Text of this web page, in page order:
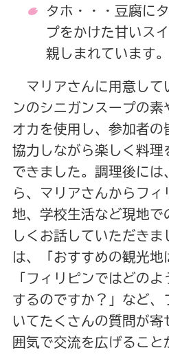
タホ・・・豆腐に
プをかけた甘いス
親しまれています。
マリアさんに用意して
ンのシニガンスープの
オカを使用し、参加者の
協力しながら楽しく料理
できました。調理後には
ら、マリアさんからフ
地、学校生活など現地で
しくお話していただきま
は、「おすすめの観光地
「フィリピンではどの
するのですか？」など、
いてたくさんの質問が
囲気で交流を広げること